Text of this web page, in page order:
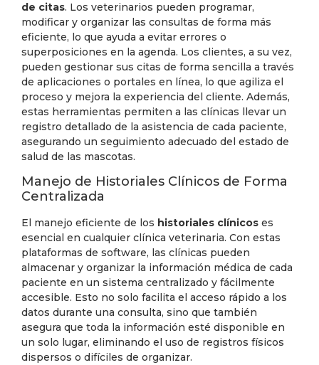
de citas. Los veterinarios pueden programar,
modificar y organizar las consultas de forma más
eficiente, lo que ayuda a evitar errores o
superposiciones en la agenda. Los clientes, a su vez,
pueden gestionar sus citas de forma sencilla a través
de aplicaciones o portales en línea, lo que agiliza el
proceso y mejora la experiencia del cliente. Además,
estas herramientas permiten a las clínicas llevar un
registro detallado de la asistencia de cada paciente,
asegurando un seguimiento adecuado del estado de
salud de las mascotas.
Manejo de Historiales Clínicos de Forma
Centralizada
El manejo eficiente de los historiales clínicos es
esencial en cualquier clínica veterinaria. Con estas
plataformas de software, las clínicas pueden
almacenar y organizar la información médica de cada
paciente en un sistema centralizado y fácilmente
accesible. Esto no solo facilita el acceso rápido a los
datos durante una consulta, sino que también
asegura que toda la información esté disponible en
un solo lugar, eliminando el uso de registros físicos
dispersos o difíciles de organizar.